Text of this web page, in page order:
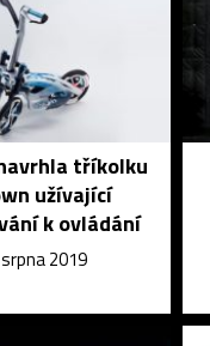
tříkolku
užívající
k ovládání
2019